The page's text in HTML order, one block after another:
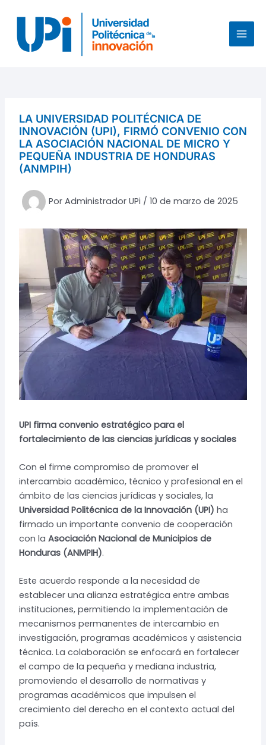
contenido
LA UNIVERSIDAD POLITÉCNICA DE
INNOVACIÓN (UPI), FIRMÓ CONVENIO CON
LA ASOCIACIÓN NACIONAL DE MICRO Y
PEQUEÑA INDUSTRIA DE HONDURAS
(ANMPIH)
Por Administrador UPi / 10 de marzo de 2025
UPI firma convenio estratégico para el
fortalecimiento de las ciencias jurídicas y sociales
Con el firme compromiso de promover el
intercambio académico, técnico y profesional en el
ámbito de las ciencias jurídicas y sociales, la
Universidad Politécnica de la Innovación (UPI) ha
firmado un importante convenio de cooperación
con la Asociación Nacional de Municipios de
Honduras (ANMPIH).
Este acuerdo responde a la necesidad de
establecer una alianza estratégica entre ambas
instituciones, permitiendo la implementación de
mecanismos permanentes de intercambio en
investigación, programas académicos y asistencia
técnica. La colaboración se enfocará en fortalecer
el campo de la pequeña y mediana industria,
promoviendo el desarrollo de normativas y
programas académicos que impulsen el
crecimiento del derecho en el contexto actual del
país.